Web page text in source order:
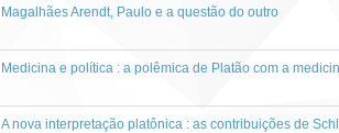
Magalhães Arendt, Paulo e a questão do outro
Medicina e política : a polêmica de Platão com a
A nova interpretação platônica : as contribuições de